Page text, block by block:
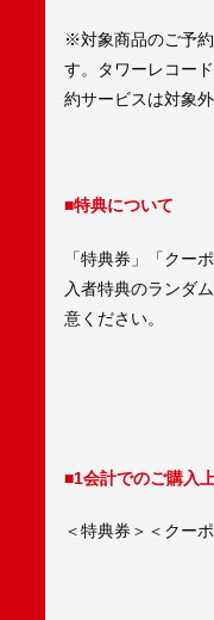
※対象商品のご予
す。タワーレコー
約サービスは対象
■特典について
「特典券」「クー
入者特典のランダ
意ください。
■1会計でのご購入
＜特典券＞＜クー